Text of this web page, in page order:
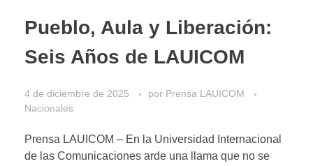
Pueblo, Aula y Liberación:
Seis Años de LAUICOM
4 de diciembre de 2025 por Prensa LAUICOM
Nacionales
Prensa LAUICOM – En la Universidad Internacional
de las Comunicaciones arde una llama que no se